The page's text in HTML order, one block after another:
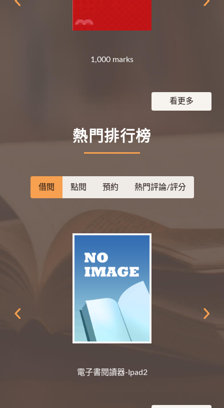
1,000 marks
看更多
熱門排行榜
借閱
電子書閱讀器-Ipad2
點閱 預約 熱門評論/評分